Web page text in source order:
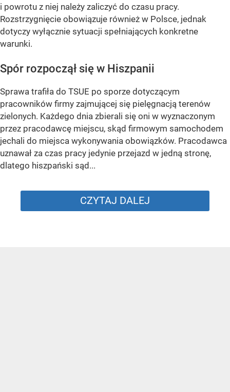
i powrotu z niej należy zaliczyć do czasu pracy.
Rozstrzygnięcie obowiązuje również w Polsce, jednak
dotyczy wyłącznie sytuacji spełniających konkretne
warunki.
Spór rozpoczął się w Hiszpanii
Sprawa trafiła do TSUE po sporze dotyczącym
pracowników firmy zajmującej się pielęgnacją terenów
zielonych. Każdego dnia zbierali się oni w wyznaczonym
przez pracodawcę miejscu, skąd firmowym samochodem
jechali do miejsca wykonywania obowiązków. Pracodawca
uznawał za czas pracy jedynie przejazd w jedną stronę,
dlatego hiszpański sąd...
CZYTAJ DALEJ